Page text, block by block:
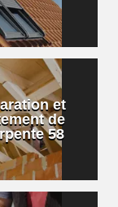
et
de
58